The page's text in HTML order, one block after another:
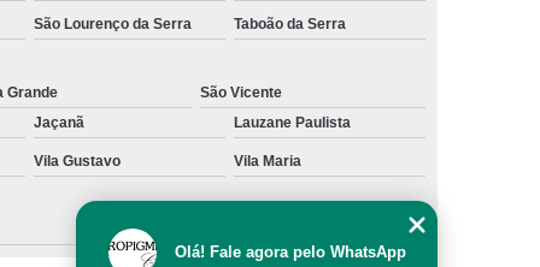
Tratamento para Calvície com Micopigmentação
Tratamento para Calvície em Homens
Tratamento para Calvície Masculina
São Lourenço da Serra Taboão da Serra
Grande
São Vicente
Jaçanã Lauzane Paulista
Vila Gustavo Vila Maria
Olá! Fale agora pelo WhatsApp